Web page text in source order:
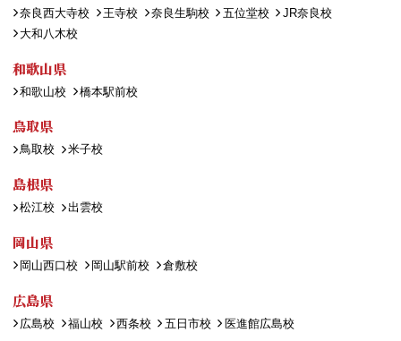
奈良西大寺校 王寺校 奈良生駒校 五位堂校
JR奈良校
大和八木校
和歌山県
和歌山校 橋本駅前校
鳥取県
鳥取校 米子校
島根県
松江校 出雲校
岡山県
岡山西口校 岡山駅前校 倉敷校
広島県
広島校 福山校 西条校 五日市校 医進館広島校